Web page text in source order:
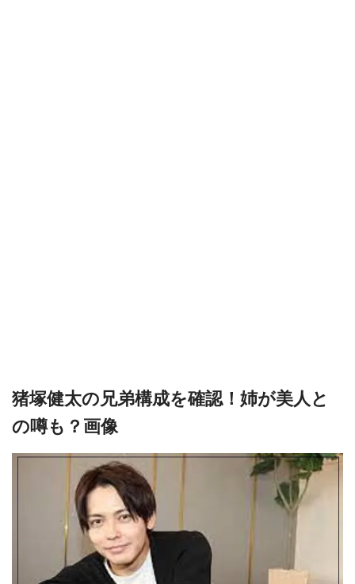
猪塚健太の兄弟構成を確認！姉が美人と
の噂も？画像